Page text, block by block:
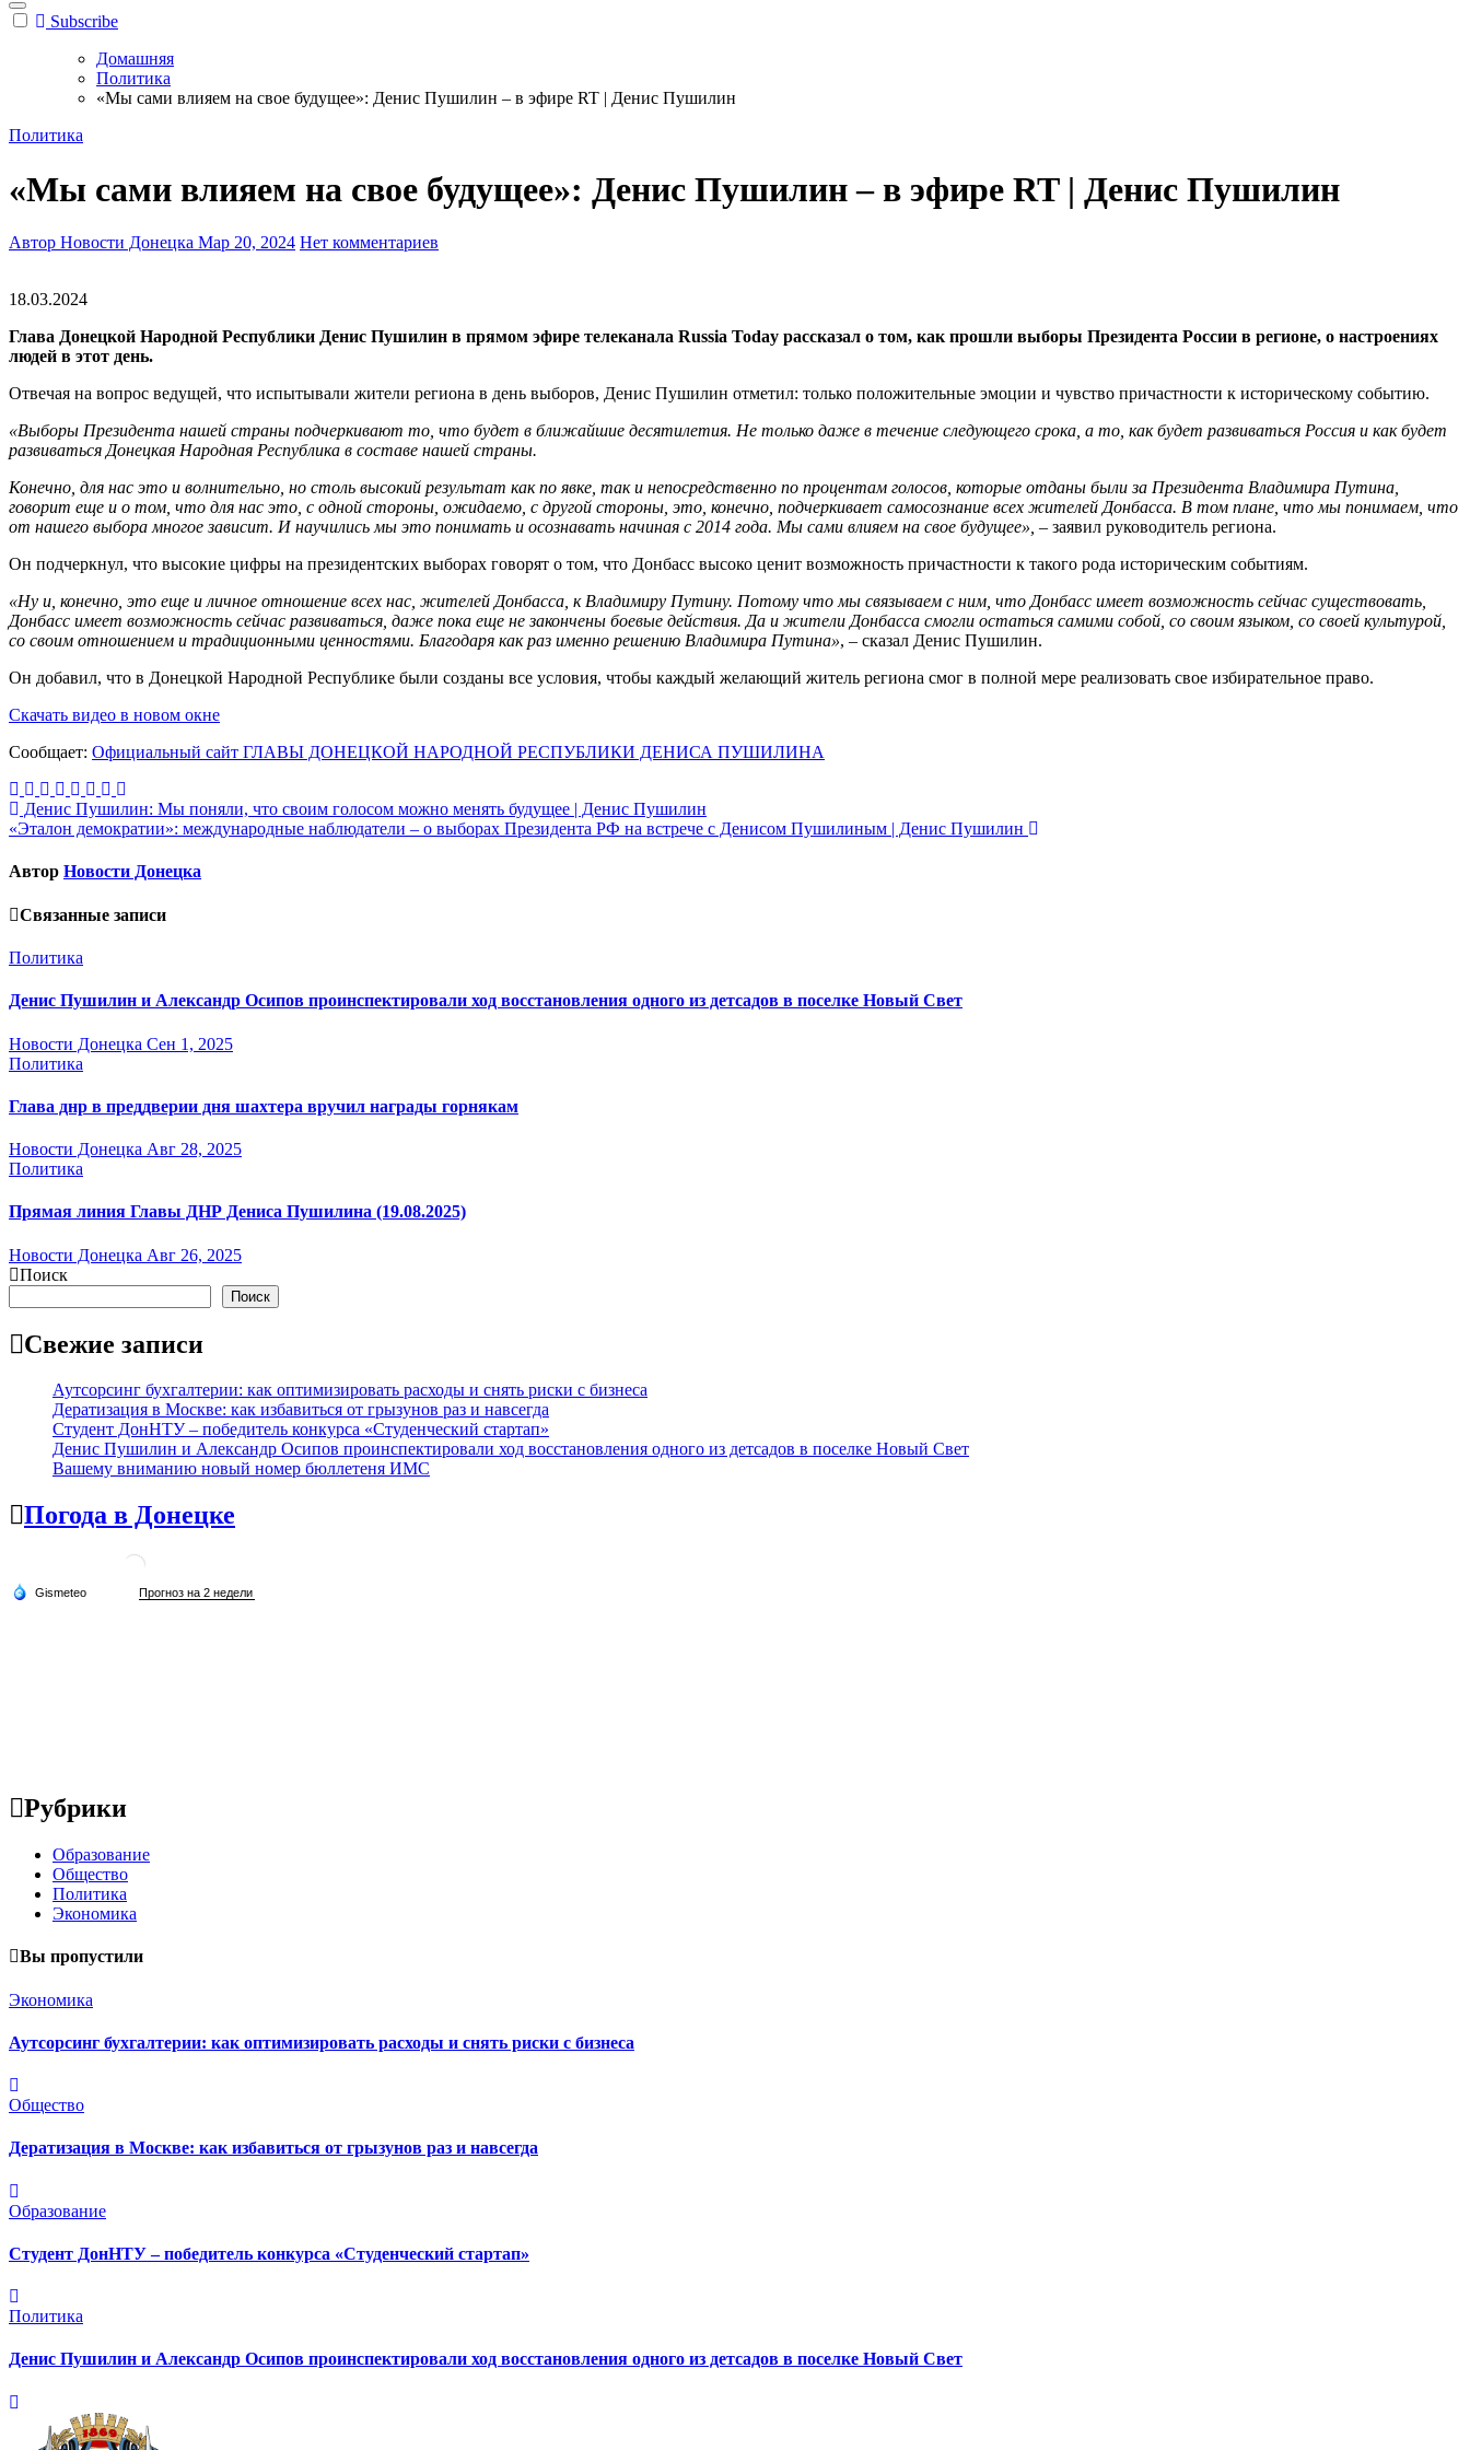
Subscribe
Домашняя
Политика
«Мы сами влияем на свое будущее»: Денис Пушилин – в эфире RT | Денис Пушилин
Политика
«Мы сами влияем на свое будущее»: Денис Пушилин – в эфире RT | Денис Пушилин
Автор Новости Донецка Мар 20, 2024 Нет комментариев
18.03.2024
Глава Донецкой Народной Республики Денис Пушилин в прямом эфире телеканала Russia Today рассказал о том, как прошли выборы Президента России в регионе, о настроениях
людей в этот день.
Отвечая на вопрос ведущей, что испытывали жители региона в день выборов, Денис Пушилин отметил: только положительные эмоции и чувство причастности к историческому событию.
«Выборы Президента нашей страны подчеркивают то, что будет в ближайшие десятилетия. Не только даже в течение следующего срока, а то, как будет развиваться Россия и как будет
развиваться Донецкая Народная Республика в составе нашей страны.
Конечно, для нас это и волнительно, но столь высокий результат как по явке, так и непосредственно по процентам голосов, которые отданы были за Президента Владимира Путина,
говорит еще и о том, что для нас это, с одной стороны, ожидаемо, с другой стороны, это, конечно, подчеркивает самосознание всех жителей Донбасса. В том плане, что мы понимаем, что
от нашего выбора многое зависит. И научились мы это понимать и осознавать начиная с 2014 года. Мы сами влияем на свое будущее», – заявил руководитель региона.
Он подчеркнул, что высокие цифры на президентских выборах говорят о том, что Донбасс высоко ценит возможность причастности к такого рода историческим событиям.
«Ну и, конечно, это еще и личное отношение всех нас, жителей Донбасса, к Владимиру Путину. Потому что мы связываем с ним, что Донбасс имеет возможность сейчас существовать,
Донбасс имеет возможность сейчас развиваться, даже пока еще не закончены боевые действия. Да и жители Донбасса смогли остаться самими собой, со своим языком, со своей культурой,
со своим отношением и традиционными ценностями. Благодаря как раз именно решению Владимира Путина», – сказал Денис Пушилин.
Он добавил, что в Донецкой Народной Республике были созданы все условия, чтобы каждый желающий житель региона смог в полной мере реализовать свое избирательное право.
Скачать видео в новом окне
Сообщает: Официальный сайт ГЛАВЫ ДОНЕЦКОЙ НАРОДНОЙ РЕСПУБЛИКИ ДЕНИСА ПУШИЛИНА
Навигация
по
записям
Денис Пушилин: Мы поняли, что своим голосом можно менять будущее | Денис Пушилин
«Эталон демократии»: международные наблюдатели – о выборах Президента РФ на встрече с Денисом Пушилиным | Денис Пушилин
Автор Новости Донецка
Связанные записи
Политика
Денис Пушилин и Александр Осипов проинспектировали ход восстановления одного из детсадов в поселке Новый Свет
Новости Донецка Сен 1, 2025
Политика
Глава днр в преддверии дня шахтера вручил награды горнякам
Новости Донецка Авг 28, 2025
Политика
Прямая линия Главы ДНР Дениса Пушилина (19.08.2025)
Новости Донецка Авг 26, 2025
Поиск
Поиск
Свежие записи
Аутсорсинг бухгалтерии: как оптимизировать расходы и снять риски с бизнеса
Дератизация в Москве: как избавиться от грызунов раз и навсегда
Студент ДонНТУ – победитель конкурса «Студенческий стартап»
Денис Пушилин и Александр Осипов проинспектировали ход восстановления одного из детсадов в поселке Новый Свет
Вашему вниманию новый номер бюллетеня ИМС
Погода в Донецке
Рубрики
Образование
Общество
Политика
Экономика
Вы пропустили
Экономика
Аутсорсинг бухгалтерии: как оптимизировать расходы и снять риски с бизнеса
Общество
Дератизация в Москве: как избавиться от грызунов раз и навсегда
Образование
Студент ДонНТУ – победитель конкурса «Студенческий стартап»
Политика
Денис Пушилин и Александр Осипов проинспектировали ход восстановления одного из детсадов в поселке Новый Свет